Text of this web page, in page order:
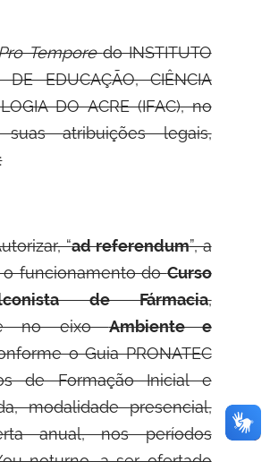
Temporedo INSTITUTO
DE EDUCAÇÃO, CIÊNCIA
DO ACRE (IFAC), no
atribuições legais,
“ad referendum”, a
o funcionamento doCurso
de Fármacia,
no eixoAmbiente e
o Guia PRONATEC
de Formação Inicial e
modalidade presencial,
anual, nos períodos